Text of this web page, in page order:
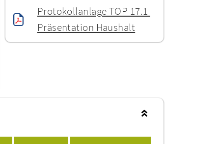
Protokollanlage TOP 17.1
Präsentation Haushalt